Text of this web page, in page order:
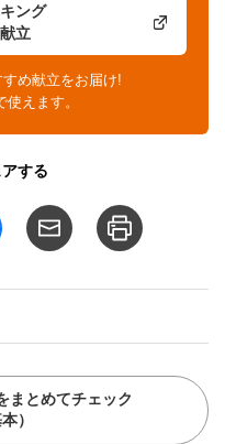
ング
立
め献立をお届け!
えます。
する
まとめてチェック
）